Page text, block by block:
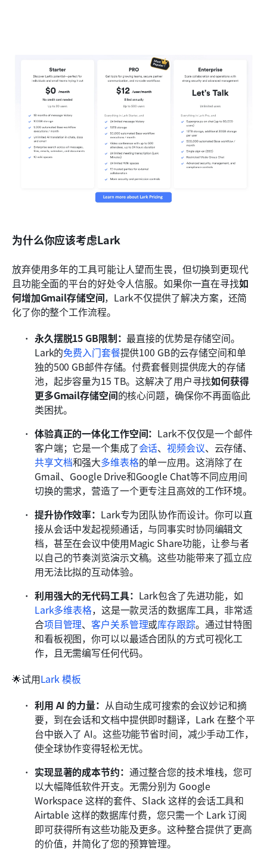
为什么你应该考虑Lark
放弃使用多年的工具可能让人望而生畏，但切换到更现代
且功能全面的平台的好处令人信服。如果你一直在寻找如
何增加Gmail存储空间，Lark不仅提供了解决方案，还简
化了你的整个工作流程。
永久摆脱15 GB限制：最直接的优势是存储空间。
Lark的免费入门套餐提供100 GB的云存储空间和单
独的500 GB邮件存储。付费套餐则提供庞大的存储
池，起步容量为15 TB。这解决了用户寻找如何获得
更多Gmail存储空间的核心问题，确保你不再面临此
类困扰。
体验真正的一体化工作空间： Lark不仅仅是一个邮件
客户端；它是一个集成了会话、 视频会议、云存储、
共享文档和强大多维表格的单一应用。这消除了在
Gmail、Google Drive和Google Chat等不同应用间
切换的需求，营造了一个更专注且高效的工作环境。
提升协作效率： Lark专为团队协作而设计。你可以直
接从会话中发起视频通话，与同事实时协同编辑文
档，甚至在会议中使用Magic Share功能，让参与者
以自己的节奏浏览演示文稿。这些功能带来了孤立应
用无法比拟的互动体验。
利用强大的无代码工具： Lark包含了先进功能，如
Lark多维表格，这是一款灵活的数据库工具，非常适
合项目管理、客户关系管理或库存跟踪。通过甘特图
和看板视图，你可以以最适合团队的方式可视化工
作，且无需编写任何代码。
🌟试用Lark 模板
利用 AI 的力量： 从自动生成可搜索的会议妙记和摘
要，到在会话和文档中提供即时翻译，Lark 在整个平
台中嵌入了 AI。这些功能节省时间，减少手动工作，
使全球协作变得轻松无忧。
实现显著的成本节约： 通过整合您的技术堆栈，您可
以大幅降低软件开支。无需分别为 Google
Workspace 这样的套件、Slack 这样的会话工具和
Airtable 这样的数据库付费，您只需一个 Lark 订阅
即可获得所有这些功能及更多。这种整合提供了更高
的价值，并简化了您的预算管理。